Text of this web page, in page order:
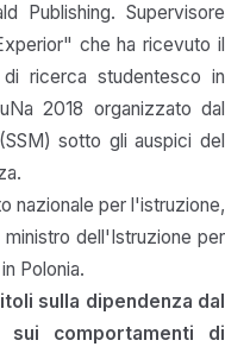
Publishing. Supervisore
che ha ricevuto il
ricerca studentesco in
2018 organizzato dal
sotto gli auspici del
nazionale per l'istruzione,
dell'Istruzione per
Polonia.
sulla dipendenza dal
sui comportamenti di